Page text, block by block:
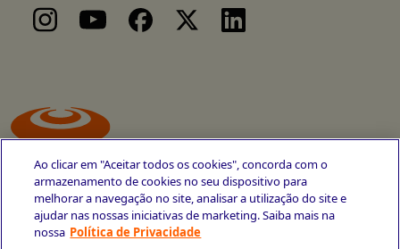
Avenida Cais do Apolo, 77
Ao clicar em "Aceitar todos os cookies", concorda com o
armazenamento de cookies no seu dispositivo para
melhorar a navegação no site, analisar a utilização do site e
ajudar nas nossas iniciativas de marketing. Saiba mais na
nossa Política de Privacidade